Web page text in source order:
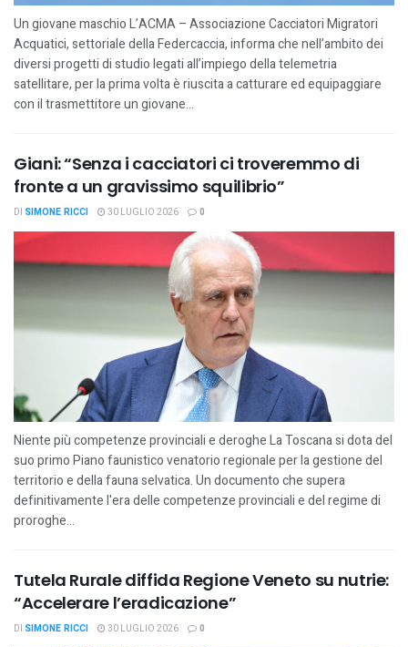
Un giovane maschio L’ACMA – Associazione Cacciatori Migratori
Acquatici, settoriale della Federcaccia, informa che nell’ambito dei
diversi progetti di studio legati all’impiego della telemetria
satellitare, per la prima volta è riuscita a catturare ed equipaggiare
con il trasmettitore un giovane...
Giani: “Senza i cacciatori ci troveremmo di
fronte a un gravissimo squilibrio”
DI SIMONE RICCI 30 LUGLIO 2026 0
Niente più competenze provinciali e deroghe La Toscana si dota del
suo primo Piano faunistico venatorio regionale per la gestione del
territorio e della fauna selvatica. Un documento che supera
definitivamente l'era delle competenze provinciali e del regime di
proroghe...
Tutela Rurale diffida Regione Veneto su nutrie:
“Accelerare l’eradicazione”
DI SIMONE RICCI 30 LUGLIO 2026 0